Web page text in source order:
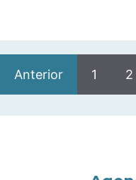
Anterior 1 2